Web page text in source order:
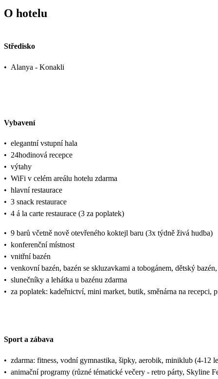
O hotelu
Středisko
• Alanya - Konakli
Vybavení
• elegantní vstupní hala
• 24hodinová recepce
• výtahy
• WiFi v celém areálu hotelu zdarma
• hlavní restaurace
• 3 snack restaurace
• 4 á la carte restaurace (3 za poplatek)
• 9 barů včetně nově otevřeného koktejl baru (3x týdně živá hudba)
• konferenční místnost
• vnitřní bazén
• venkovní bazén, bazén se skluzavkami a tobogánem, dětský
• slunečníky a lehátka u bazénu zdarma
• za poplatek: kadeřnictví, mini market, butik, směnárna na
Sport a zábava
• zdarma: fitness, vodní gymnastika, šipky, aerobik, miniklub (4-12
• animační programy (různé tématické večery - retro párty, Skyline